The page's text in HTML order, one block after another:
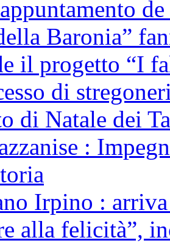
Baronia”
il progetto “I
di
di Natale dei
:
Irpino :
alla felicità”,